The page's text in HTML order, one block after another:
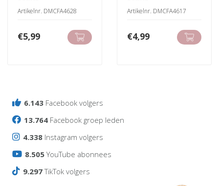
Artikelnr. DMCFA4628
€5,99
Artikelnr. DMCFA4617
€4,99
6.143 Facebook volgers
13.764 Facebook groep leden
4.338 Instagram volgers
8.505YouTube abonnees
9.297TikTok volgers